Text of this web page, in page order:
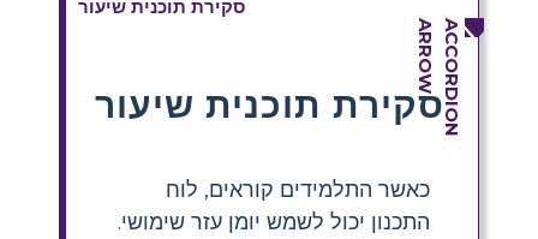
סקירת תוכנית שיעור
סקירת תוכנית שיעור
כאשר התלמידים קוראים, לוח
התכנון יכול לשמש יומן עזר שימושי.